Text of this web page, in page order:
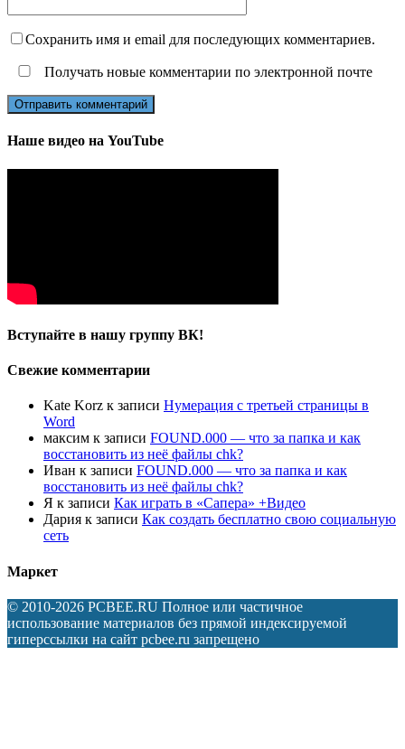
Сохранить имя и email для последующих комментариев.
Получать новые комментарии по электронной почте
Наше видео на YouTube
Вступайте в нашу группу ВК!
Свежие комментарии
Kate Korz к записи Нумерация с третьей страницы в
Word
максим к записи FOUND.000 — что за папка и как
восстановить из неё файлы chk?
Иван к записи FOUND.000 — что за папка и как
восстановить из неё файлы chk?
Я к записи Как играть в «Сапера» +Видео
Дария к записи Как создать бесплатно свою социальную
сеть
Маркет
© 2010-2026 PCBEE.RU Полное или частичное
использование материалов без прямой индексируемой
гиперссылки на сайт pcbee.ru запрещено